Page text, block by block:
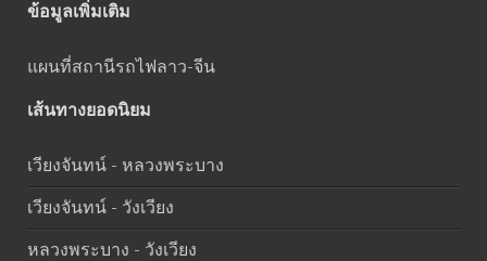
ข้อมูลเพิ่มเติม
แผนที่สถานีรถไฟลาว-จีน
เส้นทางยอดนิยม
เวียงจันทน์ - หลวงพระบาง
เวียงจันทน์ - วังเวียง
หลวงพระบาง - วังเวียง